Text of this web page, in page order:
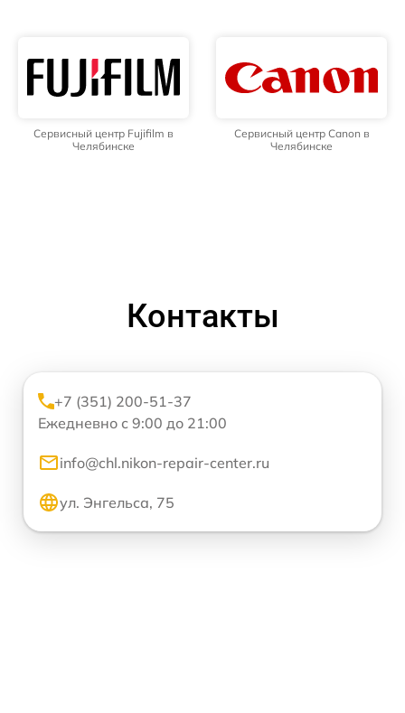
Сервисный центр Fujifilm в
Челябинске
Сервисный центр Canon в
Челябинске
Контакты
+7 (351) 200-51-37
Ежедневно с 9:00 до 21:00
info@chl.nikon-repair-center.ru
ул. Энгельса, 75